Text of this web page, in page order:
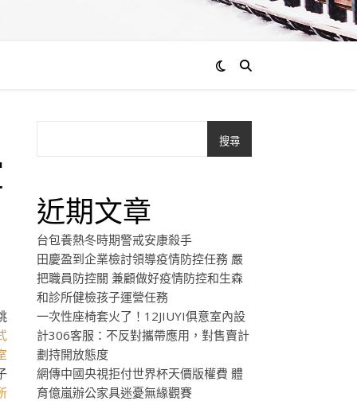
搜尋
近期文章
台包養熱冬時期警戒安康殺手
田慶盈到企業檢討領導疫情防控任務 嚴
把職員防控關 兼顧做好疫情防控和生森
和診所健檢孩子運營任務
一次性座椅套火了！12JIUYI俱意室內設
計306客服：不反對攜帶應用，對售賣計
劃持開放態度
網傳中國央視拒付世界杯天價版權費 體
育億嵐辦公家具迷憂無緣觀賽